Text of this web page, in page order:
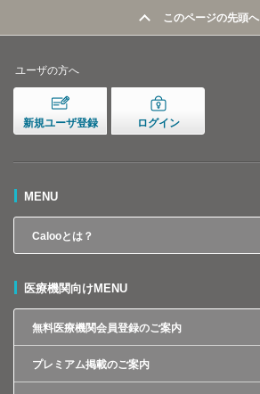
このページの先頭へ
ユーザの方へ
新規ユーザ登録 ログイン
MENU
Calooとは？
医療機関向けMENU
無料医療機関会員登録のご案内
プレミアム掲載のご案内